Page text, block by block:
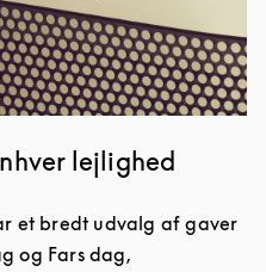
lejlighed
et bredt udvalg af gaver
og Fars dag,